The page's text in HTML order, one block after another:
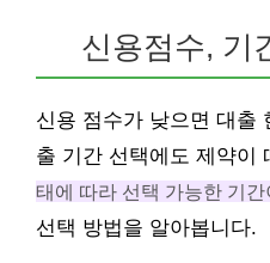
신용점수, 기
신용 점수가 낮으면 대출
출 기간 선택에도 제약이
태에 따라 선택 가능한 기
선택 방법을 알아봅니다.